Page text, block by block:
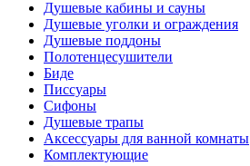
Душевые кабины и сауны
Душевые уголки и ограждения
Душевые поддоны
Полотенцесушители
Биде
Писсуары
Сифоны
Душевые трапы
Аксессуары для ванной комнаты
Комплектующие